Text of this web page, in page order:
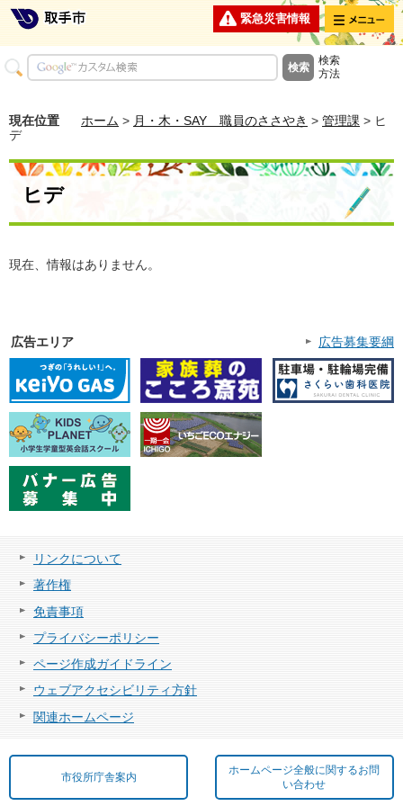
緊急災害情報 メニュー
検索
方法
現在位置 ホーム > 月・木・SAY 職員のささやき > 管理課 > ヒ
デ
ヒデ
現在、情報はありません。
広告エリア 広告募集要綱
リンクについて
著作権
免責事項
プライバシーポリシー
ページ作成ガイドライン
ウェブアクセシビリティ方針
関連ホームページ
市役所庁舎案内
ホームページ全般に関するお問
い合わせ